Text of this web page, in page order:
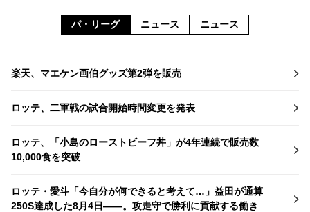
パ・リーグ ニュース ニュース
楽天、マエケン画伯グッズ第2弾を販売
ロッテ、二軍戦の試合開始時間変更を発表
ロッテ、「小島のローストビーフ丼」が4年連続で販売数
10,000食を突破
ロッテ・愛斗「今自分が何できると考えて…」益田が通算
250S達成した8月4日――。攻走守で勝利に貢献する働き